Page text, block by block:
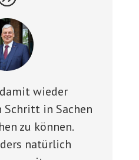
wieder
in Sachen
zu können.
natürlich